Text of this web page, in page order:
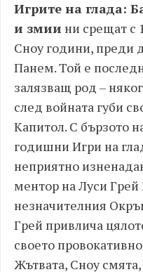
Игрите на глада:
и змии ни срещат с
Сноу години, преди
Панем. Той е
залязващ род –
след войната губи
Капитол. С бързото
годишни Игри на
неприятно
ментор на Луси
незначителния
Грей привлича
своето
Жътвата, Сноу